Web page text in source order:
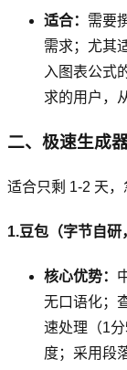
适合： 需要
需求；尤其
入图表公式
求的用户，
二、极速生成
适合只剩 1-2 天，
1.豆包（字节自研
核心优势：
无口语化；
速处理（1
度；采用段